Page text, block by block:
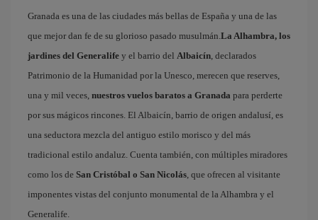
Granada es una de las ciudades más bellas de España y una de las
que mejor dan fe de su glorioso pasado musulmán.La Alhambra, los
jardines del Generalife y el barrio del Albaicín, declarados
Patrimonio de la Humanidad por la Unesco, merecen que reserves,
una y mil veces, nuestros vuelos baratos a Granada para perderte
por sus mágicos rincones. El Albaicín, barrio de origen andalusí, es
una seductora mezcla del antiguo estilo morisco y del más
tradicional estilo andaluz. Cuenta también, con múltiples miradores
como los de San Cristóbal o San Nicolás, que ofrecen al visitante
imponentes vistas del conjunto monumental de la Alhambra y el
Generalife.